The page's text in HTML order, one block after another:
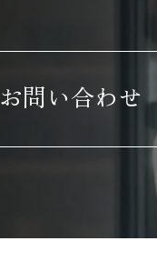
お問い合わせ